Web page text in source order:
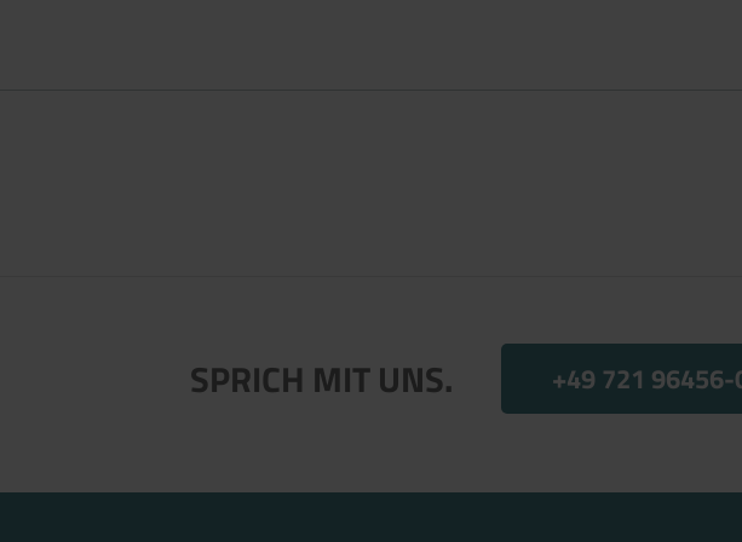
SPRICH MIT UNS. +49 721